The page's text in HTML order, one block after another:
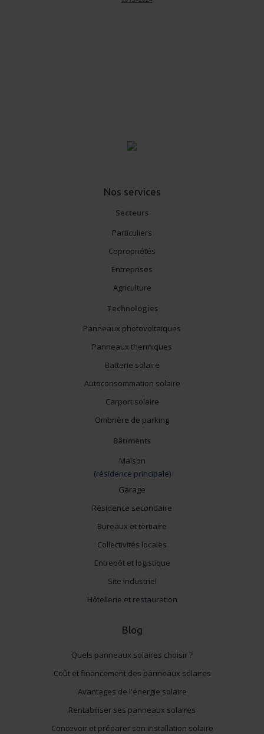
Nos services
Secteurs
Particuliers
Copropriétés
Entreprises
Agriculture
Technologies
Panneaux photovoltaïques
Panneaux thermiques
Batterie solaire
Autoconsommation solaire
Carport solaire
Ombrière de parking
Bâtiments
Maison
(résidence principale)
Garage
Résidence secondaire
Bureaux et tertiaire
Collectivités locales
Entrepôt et logistique
Site industriel
Hôtellerie et restauration
Blog
Quels panneaux solaires choisir ?
Coût et financement des panneaux solaires
Avantages de l'énergie solaire
Rentabiliser ses panneaux solaires
Concevoir et préparer son installation solaire